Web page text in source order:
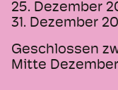
25. Dezember
31. Dezember
Geschlossen
Mitte Dezember